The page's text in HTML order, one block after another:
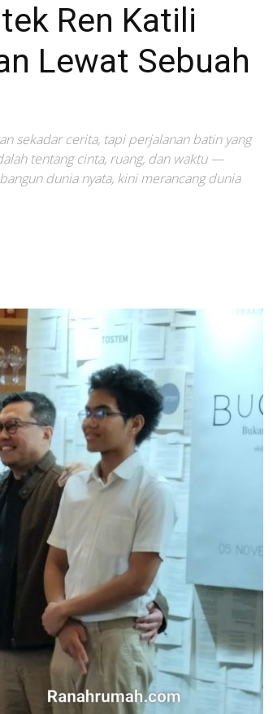
Ren Katili
Lewat Sebuah
sekadar cerita, tapi perjalanan batin yang
tentang cinta, ruang, dan waktu —
dunia nyata, kini merancang dunia